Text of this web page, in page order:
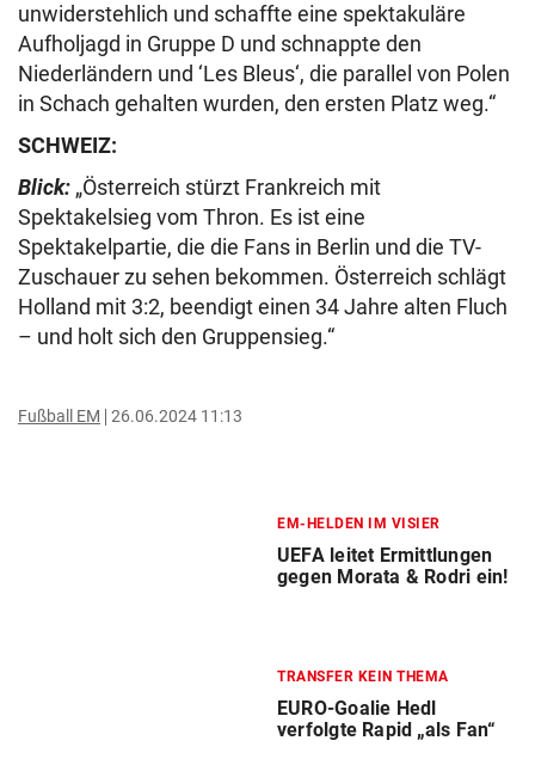
unwiderstehlich und schaffte eine spektakuläre
Aufholjagd in Gruppe D und schnappte den
Niederländern und ‘Les Bleus‘, die parallel von Polen
in Schach gehalten wurden, den ersten Platz weg.“
SCHWEIZ:
Blick: „Österreich stürzt Frankreich mit
Spektakelsieg vom Thron. Es ist eine
Spektakelpartie, die die Fans in Berlin und die TV-
Zuschauer zu sehen bekommen. Österreich schlägt
Holland mit 3:2, beendigt einen 34 Jahre alten Fluch
– und holt sich den Gruppensieg.“
Fußball EM 26.06.2024 11:13
EM-HELDEN IM VISIER
UEFA leitet Ermittlungen
gegen Morata & Rodri ein!
TRANSFER KEIN THEMA
EURO-Goalie Hedl
verfolgte Rapid „als Fan“